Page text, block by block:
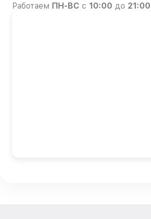
Работаем ПН-ВС с 10:00 до 21:00